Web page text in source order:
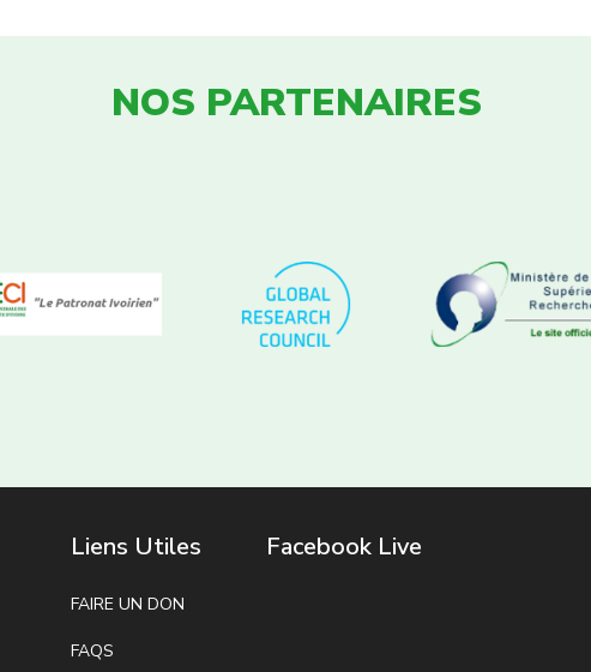
NOS PARTENAIRES
Liens Utiles
FAIRE UN DON
FAQS
Facebook Live